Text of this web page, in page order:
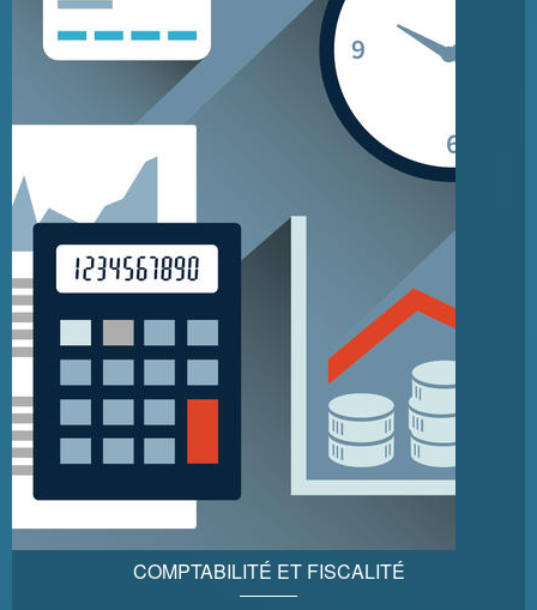
COMPTABILITÉ ET FISCALITÉ